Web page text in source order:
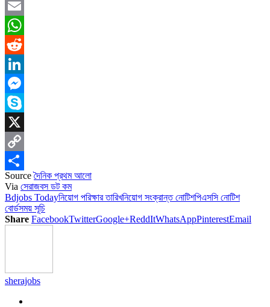
Facebook
Email
WhatsApp
Reddit
LinkedIn
Messenger
Skype
X
Copy
Link
Share
Source দৈনিক প্রথম আলো
Via সেরাজবস ডট কম
Bdjobs Todayনিয়োগ পরিক্ষার তারিখনিয়োগ সংক্রান্ত নোটিশপিএসসি নোটিশ
বোর্ডসময় সূচি
Share FacebookTwitterGoogle+ReddItWhatsAppPinterestEmail
sherajobs